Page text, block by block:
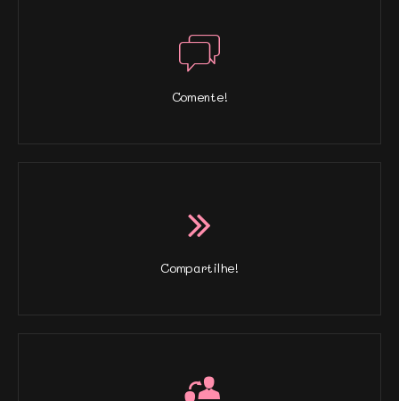
Comente!
Compartilhe!